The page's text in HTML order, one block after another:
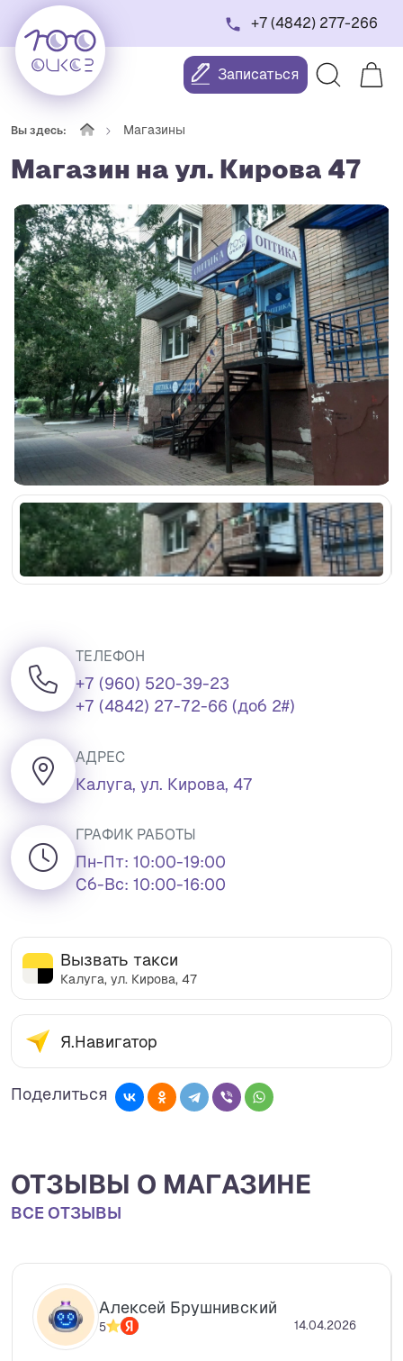
+7 (4842) 277-266
Записаться
Вы здесь: Магазины
Магазин на ул. Кирова 47
ТЕЛЕФОН
+7 (960) 520-39-23
+7 (4842) 27-72-66 (доб 2#)
АДРЕС
Калуга, ул. Кирова, 47
ГРАФИК РАБОТЫ
Пн-Пт: 10:00-19:00
Cб-Вс: 10:00-16:00
Вызвать такси
Калуга, ул. Кирова, 47
Я.Навигатор
Поделиться
ОТЗЫВЫ О МАГАЗИНЕ
ВСЕ ОТЗЫВЫ
Алексей Брушнивский
5 14.04.2026